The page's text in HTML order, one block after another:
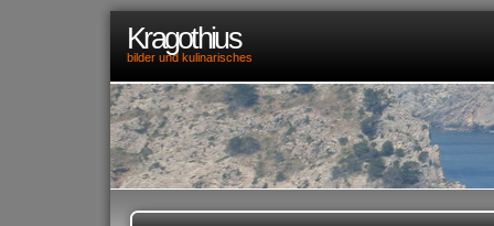
Kragothius
bilder und kulinarisches